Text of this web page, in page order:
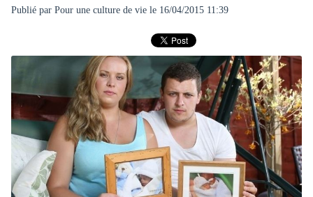
Publié par Pour une culture de viele 16/04/2015 11:39